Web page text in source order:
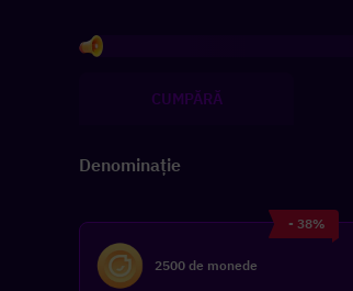
CUMPĂRĂ
Denominație
- 38%
2500 de monede